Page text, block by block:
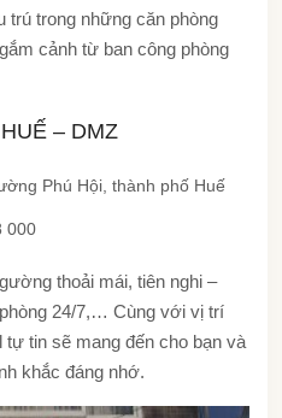
trú trong những căn phòng
cảnh từ ban công phòng
– DMZ
Phú Hội, thành phố Huế
000
thoải mái, tiên nghi –
24/7,… Cùng với vị trí
tin sẽ mang đến cho bạn và
khắc đáng nhớ.